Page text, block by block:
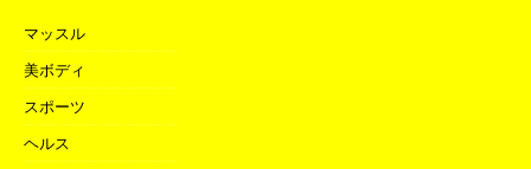
マッスル
美ボディ
スポーツ
ヘルス